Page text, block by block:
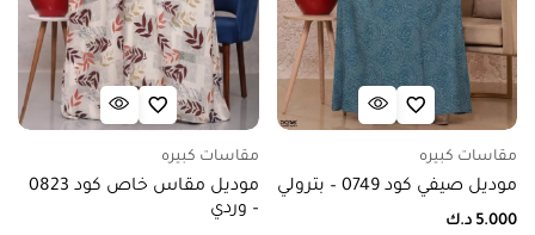
مقاسات كبيره
موديل صيفي كود 0749 – بترولي
5.000 د.ك
مقاسات كبيره
موديل مقاس خاص كود 0823
– وردي